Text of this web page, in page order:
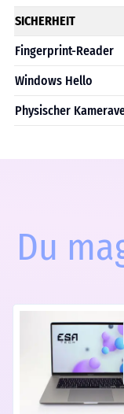
SICHERHEIT
Fingerprint-Reader
Windows Hello
Physischer
Du